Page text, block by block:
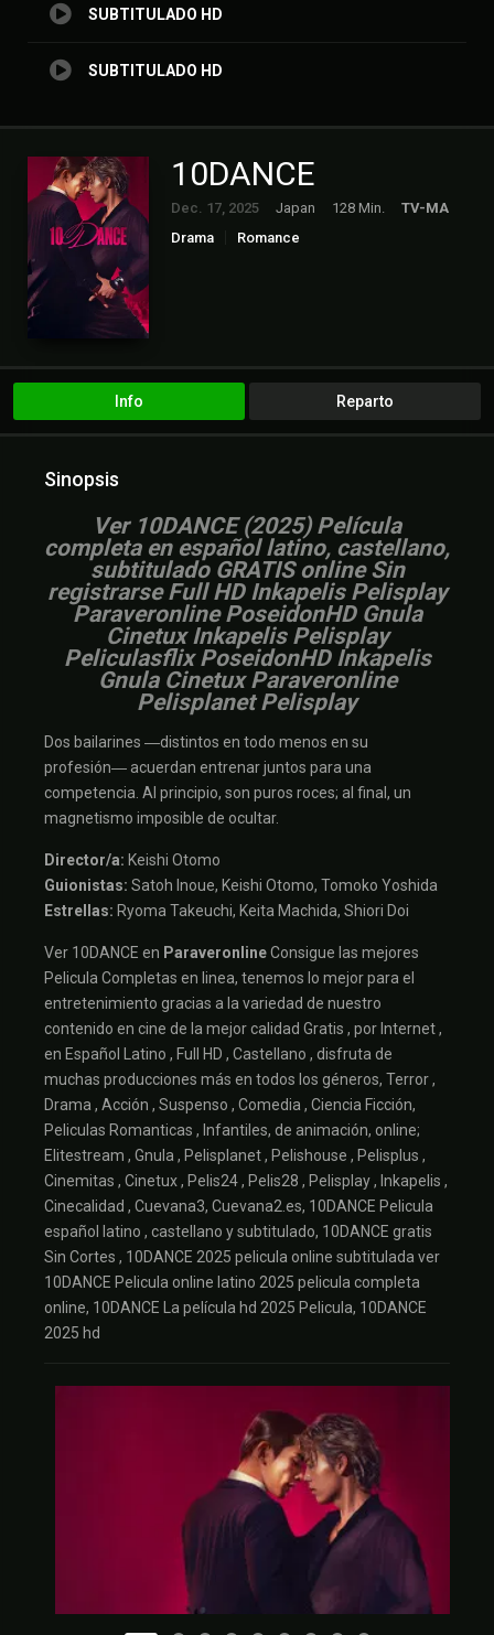
SUBTITULADO HD
SUBTITULADO HD
10DANCE
Dec. 17, 2025 Japan 128 Min.
TV-MA
Drama
Romance
Info Reparto
Sinopsis
Ver 10DANCE (2025) Película
completa en español latino, castellano,
subtitulado GRATIS online Sin
registrarse Full HD Inkapelis Pelisplay
Paraveronline PoseidonHD Gnula
Cinetux Inkapelis Pelisplay
Peliculasflix PoseidonHD Inkapelis
Gnula Cinetux Paraveronline
Pelisplanet Pelisplay
Dos bailarines ―distintos en todo menos en su
profesión― acuerdan entrenar juntos para una
competencia. Al principio, son puros roces; al final, un
magnetismo imposible de ocultar.
Director/a: Keishi Otomo
Guionistas: Satoh Inoue, Keishi Otomo, Tomoko Yoshida
Estrellas: Ryoma Takeuchi, Keita Machida, Shiori Doi
Ver 10DANCE en ParaveronlineConsigue las mejores
Pelicula Completas en linea, tenemos lo mejor para el
entretenimiento gracias a la variedad de nuestro
contenido en cine de la mejor calidad Gratis , por Internet ,
en Español Latino , Full HD , Castellano , disfruta de
muchas producciones más en todos los géneros, Terror ,
Drama , Acción , Suspenso , Comedia , Ciencia Ficción,
Peliculas Romanticas , Infantiles, de animación, online;
Elitestream , Gnula , Pelisplanet , Pelishouse , Pelisplus ,
Cinemitas , Cinetux , Pelis24 , Pelis28 , Pelisplay , Inkapelis ,
Cinecalidad , Cuevana3, Cuevana2.es, 10DANCE Pelicula
español latino , castellano y subtitulado, 10DANCE gratis
Sin Cortes , 10DANCE 2025 pelicula online subtitulada ver
10DANCE Pelicula online latino 2025 pelicula completa
online, 10DANCE La película hd 2025 Pelicula, 10DANCE
2025 hd